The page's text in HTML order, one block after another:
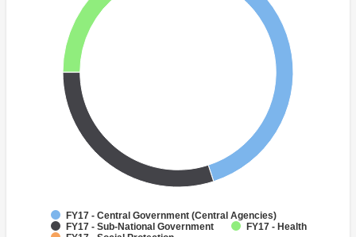
FY17 - Central Government (Central Agencies)
FY17 - Sub-National Government
FY17 - Health